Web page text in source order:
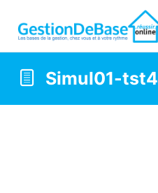
Simul01-tst4